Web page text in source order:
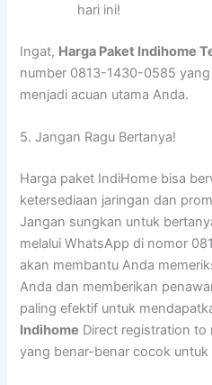
hari ini!
Ingat, Harga Paket Indihome
number 0813-1430-0585
menjadi acuan utama Anda.
5. Jangan Ragu Bertanya!
Harga paket IndiHome bisa
ketersediaan jaringan dan
Jangan sungkan untuk
melalui WhatsApp di nomor
akan membantu Anda
Anda dan memberikan
paling efektif untuk
Indihome Direct registration
yang benar-benar cocok untuk